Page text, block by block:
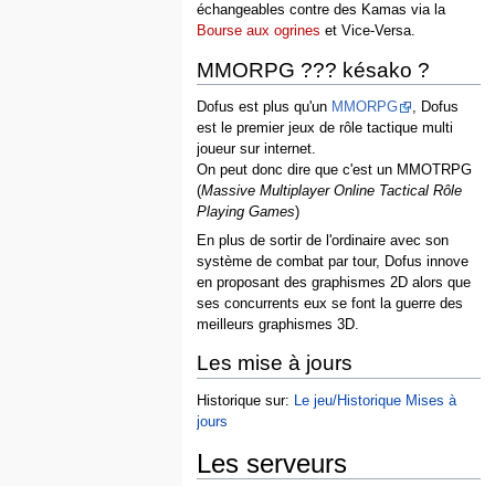
échangeables contre des Kamas via la
Bourse aux ogrines et Vice-Versa.
MMORPG ??? késako ?
Dofus est plus qu'un MMORPG
, Dofus
est le premier jeux de rôle tactique multi
joueur sur internet.
On peut donc dire que c'est un MMOTRPG
(Massive Multiplayer Online Tactical Rôle
Playing Games)
En plus de sortir de l'ordinaire avec son
système de combat par tour, Dofus innove
en proposant des graphismes 2D alors que
ses concurrents eux se font la guerre des
meilleurs graphismes 3D.
Les mise à jours
Historique sur: Le jeu/Historique Mises à
jours
Les serveurs